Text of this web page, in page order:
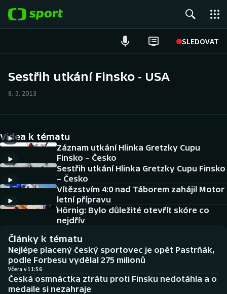
SLEDOVAT
Hokej
Tenis
Atletika
Cyklistika
DALŠÍ SPORTY
Americký fotbal
Baseball a softbal
Basketbal
Biatlon
NEPŘEHLÉDNĚTE
Soutěže
Historické návraty
Aplikace ČT sport
Sestřih utkání Finsko - USA
8. 5. 2013
Videa k tématu
Záznam utkání Hlinka Gretzky Cupu
Finsko – Česko
Sestřih utkání Hlinka Gretzky Cupu Finsko
– Česko
Vítězstvím 4:0 nad Táborem zahájil Motor
letní přípravu
Hörnig: Bylo důležité otevřít skóre co
nejdřív
Články k tématu
Nejlépe placený český sportovec je opět Pastrňák,
podle Forbesu vydělal 275 milionů
Včera v 11:56
Česká osmnáctka ztrátu proti Finsku nedotáhla a o
medaile si nezahraje